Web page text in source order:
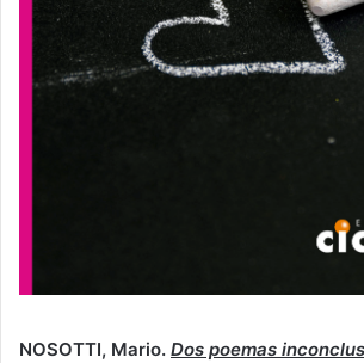
NOSOTTI, Mario. Dos poemas